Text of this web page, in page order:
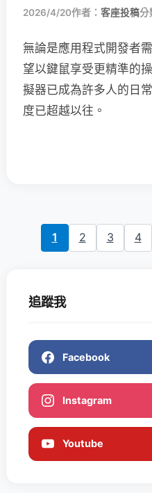
2026/4/20作者： 客座投稿分
無論是應用程式開發者
望以鍵鼠享受更精準的
擬器已成為許多人的日
度已超越以往。
1 2 3 4
追蹤我
Facebook
Instagram
Youtube